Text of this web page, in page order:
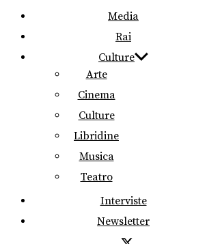
Media
Rai
Culture
Arte
Cinema
Culture
Libridine
Musica
Teatro
Interviste
Newsletter